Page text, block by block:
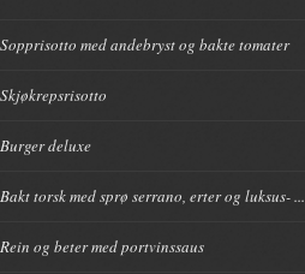
Sopprisotto med andebryst og bakte tomater
Skjøkrepsrisotto
Burger deluxe
Bakt torsk med sprø serrano, erter og luksus- ...
Rein og beter med portvinssaus